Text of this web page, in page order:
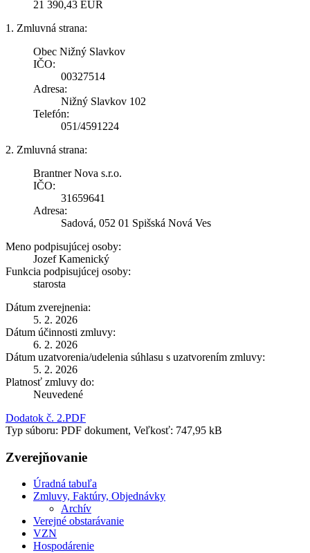
21 390,43 EUR
1. Zmluvná strana:
Obec Nižný Slavkov
IČO:
00327514
Adresa:
Nižný Slavkov 102
Telefón:
051/4591224
2. Zmluvná strana:
Brantner Nova s.r.o.
IČO:
31659641
Adresa:
Sadová, 052 01 Spišská Nová Ves
Meno podpisujúcej osoby:
Jozef Kamenický
Funkcia podpisujúcej osoby:
starosta
Dátum zverejnenia:
5. 2. 2026
Dátum účinnosti zmluvy:
6. 2. 2026
Dátum uzatvorenia/udelenia súhlasu s uzatvorením zmluvy:
5. 2. 2026
Platnosť zmluvy do:
Neuvedené
Dodatok č. 2.PDF
Typ súboru: PDF dokument, Veľkosť: 747,95 kB
Zverejňovanie
Úradná tabuľa
Zmluvy, Faktúry, Objednávky
Archív
Verejné obstarávanie
VZN
Hospodárenie